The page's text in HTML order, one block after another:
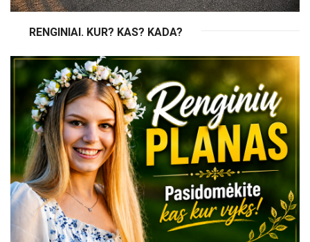
RENGINIAI. KUR? KAS? KADA?